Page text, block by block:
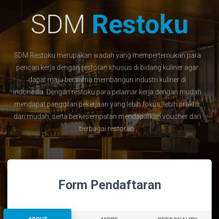
SDM Restoku
SDM Restoku merupakan wadah yang mempertemukan para
pencari kerja dengan restoran khusus di bidang kuliner agar
dapat maju bersama membangun industri kuliner di
Indonesia. Dengan restoku para pelamar kerja dengan mudah
mendapat panggilan pekerjaan yang lebih fokus, lebih praktis
dan mudah, serta berkesempatan mendapatkan voucher dari
berbagai restoran.
Form Pendaftaran